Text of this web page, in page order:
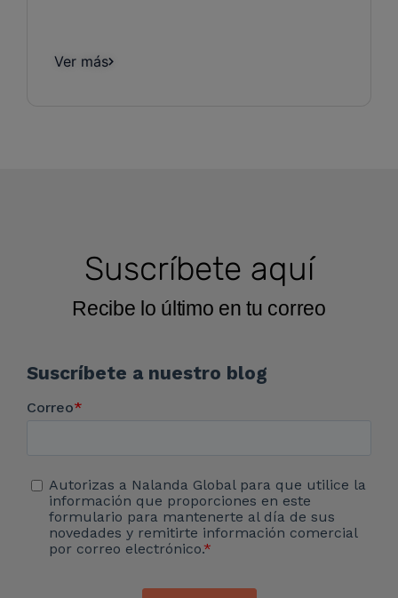
Ver más
Suscríbete aquí
Recibe lo último en tu correo